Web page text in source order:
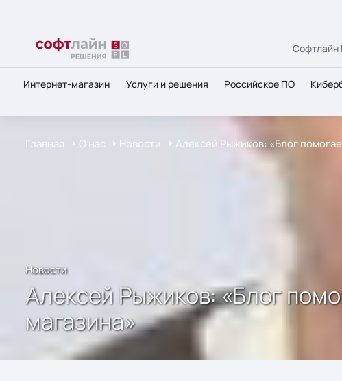
Софтлайн
Интернет-магазин Услуги и решения Российское ПО
Главная О нас Новости Алексей Рыжиков: «Блог
Новости
Алексей Рыжиков: «Блог
магазина»